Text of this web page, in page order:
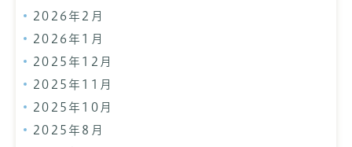
2026年2月
2026年1月
2025年12月
2025年11月
2025年10月
2025年8月